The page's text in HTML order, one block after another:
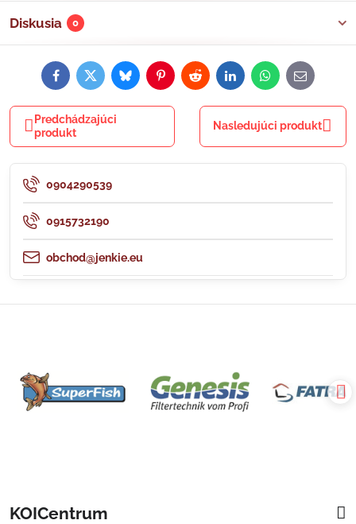
Diskusia 0
FacebookTwitterBlueskyPinterestRedditLinkedInWhatsApp
E-
mail
Predchádzajúci
produkt
Nasledujúci produkt
0904290539
0915732190
obchod@jenkie.eu
KOICentrum